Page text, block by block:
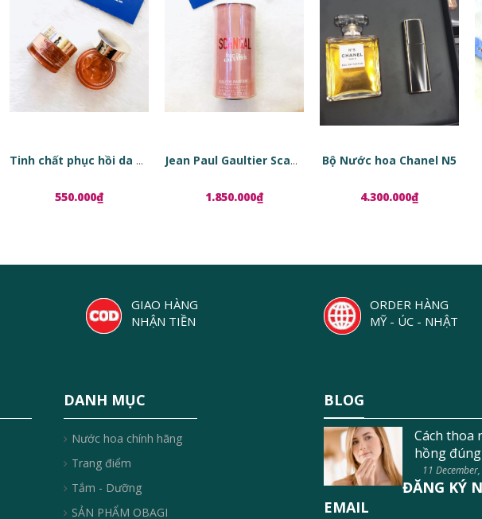
Tinh chất phục hồi da dạng viên nang Estée Lauder Advanced Night Repair Ampoules
550.000₫
Jean Paul Gaultier Scandal EDP
1.850.000₫
Bộ Nước hoa Chanel N5
4.300.000₫
GIAO HÀNG
NHẬN TIỀN
ORDER HÀNG
MỸ - ÚC - NHẬT
DANH MỤC
Nước hoa chính hãng
Trang điểm
Tắm - Dưỡng
SẢN PHẨM OBAGI
BLOG
Cách thoa
hồng
11
ĐĂNG KÝ
EMAIL